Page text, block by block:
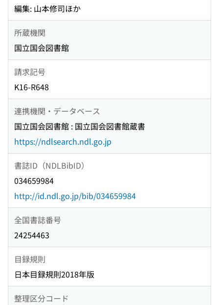
編集: 山本修司ほか
所蔵機関
国立国会図書館
請求記号
K16-R648
連携機関・データベース
国立国会図書館 : 国立国会図書館蔵書
https://ndlsearch.ndl.go.jp
書誌ID（NDLBibID）
034659984
http://id.ndl.go.jp/bib/034659984
全国書誌番号
24254463
目録規則
日本目録規則2018年版
整理区分コード